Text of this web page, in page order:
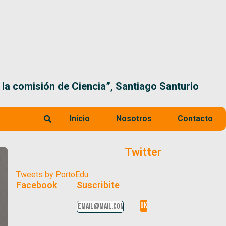
comisión de Ciencia”, Santiago Santurio
Inicio Nosotros Contacto
Twitter
Tweets by PortoEdu
Facebook Suscribite